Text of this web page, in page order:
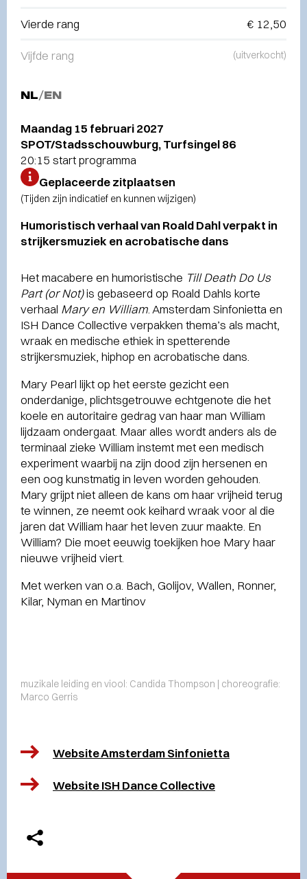
NL/EN
Maandag 15 februari 2027
SPOT/Stadsschouwburg, Turfsingel 86
20:15 start programma
Geplaceerde zitplaatsen
(Tijden zijn indicatief en kunnen wijzigen)
Humoristisch verhaal van Roald Dahl verpakt in
strijkersmuziek en acrobatische dans
Het macabere en humoristische Till Death Do Us
Part (or Not)is gebaseerd op Roald Dahls korte
verhaal Mary en William . Amsterdam Sinfonietta en
ISH Dance Collective verpakken thema’s als macht,
wraak en medische ethiek in spetterende
strijkersmuziek, hiphop en acrobatische dans.
Mary Pearl lijkt op het eerste gezicht een
onderdanige, plichtsgetrouwe echtgenote die het
koele en autoritaire gedrag van haar man William
lijdzaam ondergaat. Maar alles wordt anders als de
terminaal zieke William instemt met een medisch
experiment waarbij na zijn dood zijn hersenen en
een oog kunstmatig in leven worden gehouden.
Mary grijpt niet alleen de kans om haar vrijheid terug
te winnen, ze neemt ook keihard wraak voor al die
jaren dat William haar het leven zuur maakte. En
William? Die moet eeuwig toekijken hoe Mary haar
nieuwe vrijheid viert.
Met werken van o.a. Bach, Golijov, Wallen, Ronner,
Kilar, Nyman en Martinov
muzikale leiding en viool: Candida Thompson | choreografie:
Marco Gerris
Website Amsterdam Sinfonietta
Website ISH Dance Collective
Vierde rang € 12,50
Vijfde rang (uitverkocht)